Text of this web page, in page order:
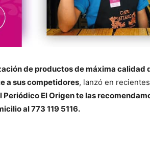
de productos de máxima calidad
a sus competidores, lanzó en
Periódico El Origen te las
al 773 119 5116.